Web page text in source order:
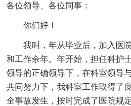
各位领导、各位同事：
你们好！
我叫，年从毕业后，加入医院
和工作余年。年开始，担任科护
领导的正确领导下，在科室领导
共同努力下，我科室工作取得了
全事故发生，按时完成了医院规